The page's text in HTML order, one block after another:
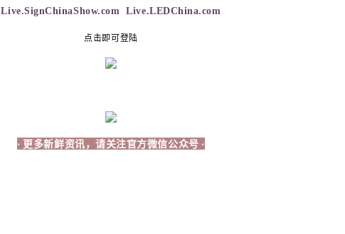
Live.SignChinaShow.com Live.LEDChina.com
点击即可登陆
· 更多新鲜资讯，请关注官方微信公众号 ·